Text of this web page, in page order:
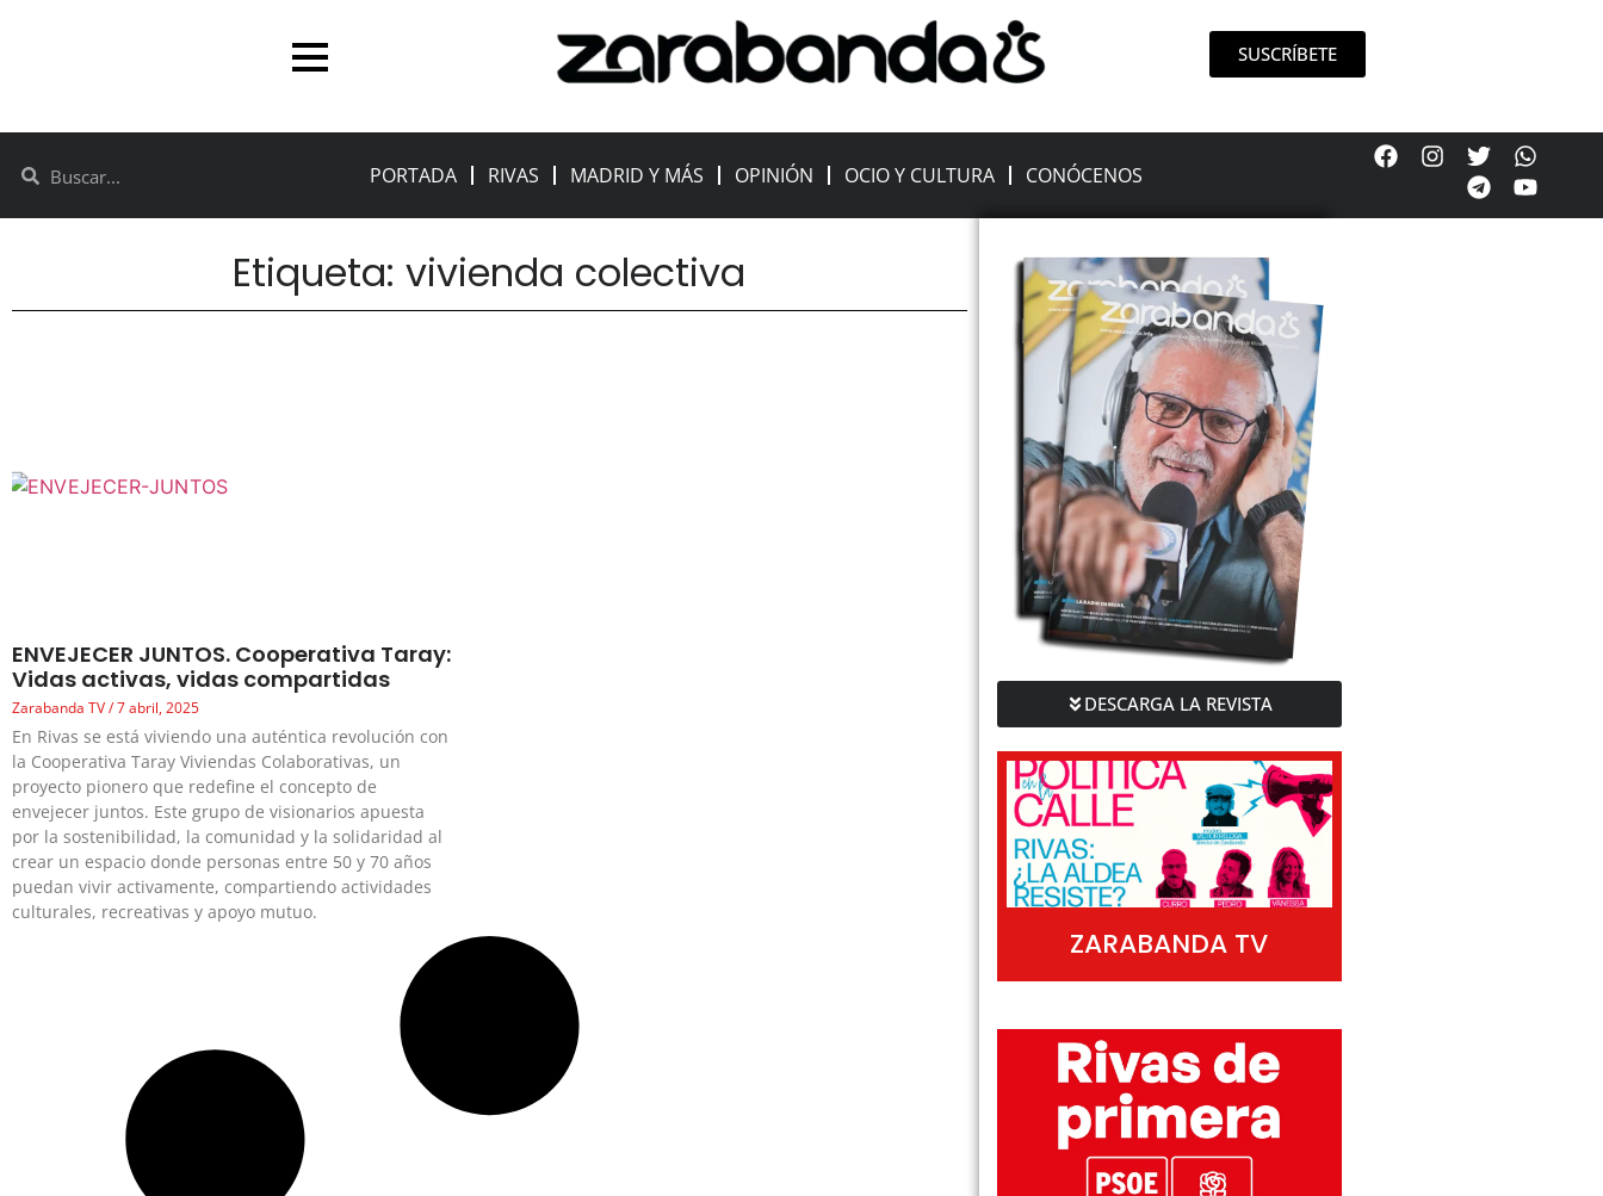
SUSCRÍBETE
PORTADA RIVAS MADRID Y MÁS OPINIÓN OCIO Y CULTURA CONÓCENOS
Etiqueta: vivienda colectiva
ENVEJECER JUNTOS. Cooperativa Taray:
Vidas activas, vidas compartidas
Zarabanda TV 7 abril, 2025
En Rivas se está viviendo una auténtica revolución con
la Cooperativa Taray Viviendas Colaborativas, un
proyecto pionero que redefine el concepto de
envejecer juntos. Este grupo de visionarios apuesta
por la sostenibilidad, la comunidad y la solidaridad al
crear un espacio donde personas entre 50 y 70 años
puedan vivir activamente, compartiendo actividades
culturales, recreativas y apoyo mutuo.
DESCARGA LA REVISTA
ZARABANDA TV